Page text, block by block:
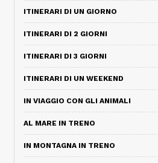
ITINERARI DI UN GIORNO
ITINERARI DI 2 GIORNI
ITINERARI DI 3 GIORNI
ITINERARI DI UN WEEKEND
IN VIAGGIO CON GLI ANIMALI
AL MARE IN TRENO
IN MONTAGNA IN TRENO